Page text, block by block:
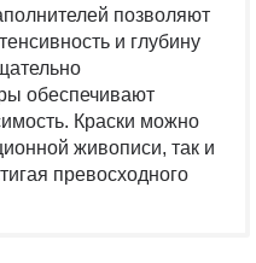
позволяют
и глубину
обеспечивают
Краски можно
живописи, так и
превосходного